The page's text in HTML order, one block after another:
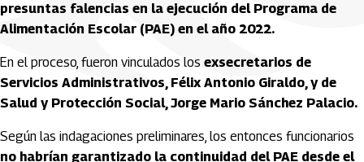
presuntas falencias en la ejecución del Programa de
Alimentación Escolar (PAE) en el año 2022.
En el proceso, fueron vinculados los exsecretarios de
Servicios Administrativos, Félix Antonio Giraldo, y de
Salud y Protección Social, Jorge Mario Sánchez Palacio.
Según las indagaciones preliminares, los entonces funcionarios
no habrían garantizado la continuidad del PAE desde el